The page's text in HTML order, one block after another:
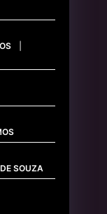
SOUZA